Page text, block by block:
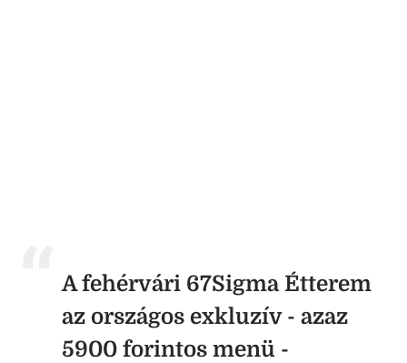
A fehérvári 67Sigma Étterem
az országos exkluzív - azaz
5900 forintos menü -